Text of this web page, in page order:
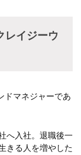
レイジーウ
ドマネジャーであ
へ入社。退職後一
きる人を増やした